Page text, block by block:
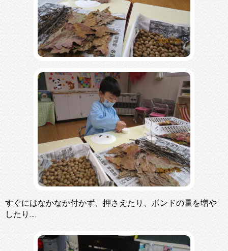
すぐにはなかなか付かず、押さえたり、ボンドの量を増や
したり‥‥